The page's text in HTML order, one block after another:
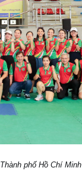
phố Hồ Chí Minh